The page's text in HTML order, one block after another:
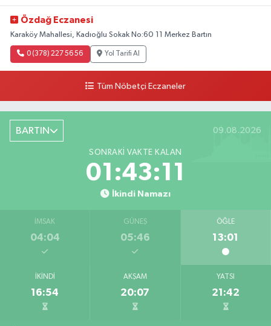
Özdağ Eczanesi
Karaköy Mahallesi, Kadıoğlu Sokak No:60 11 Merkez Bartın
0 (378) 227 56 56 Yol Tarifi Al
Tüm Nöbetçi Eczaneler
BARTIN 09.08.2026
SONRAKI VAKTE KALAN
01:43:10
İkindi Namazı
İMSAK
04:04
GÜNEŞ
05:46
ÖĞLE
13:01
İKINDI
16:54
AKŞAM
20:07
YATSI
21:42